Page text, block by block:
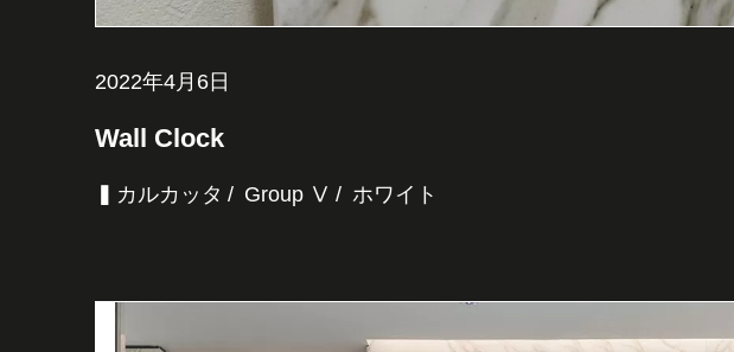
2022年4月6日
Wall Clock
▍カルカッタ Group Ⅴ ホワイト